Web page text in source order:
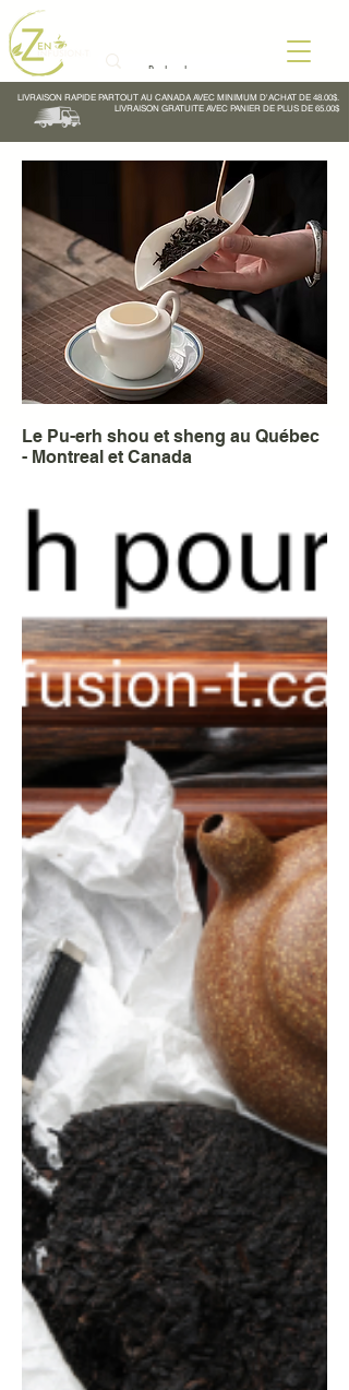
LIVRAISON RAPIDE PARTOUT AU CANADA AVEC MINIMUM D'ACHAT DE 48.00$.
LIVRAISON GRATUITE AVEC PANIER DE PLUS DE 65.00$
Le Pu-erh shou et sheng au Québec
- Montreal et Canada